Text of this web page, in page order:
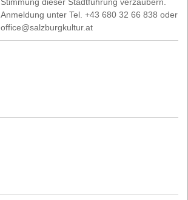
Anmeldung unter Tel. +43 680 32 66 838 oder
office@salzburgkultur.at